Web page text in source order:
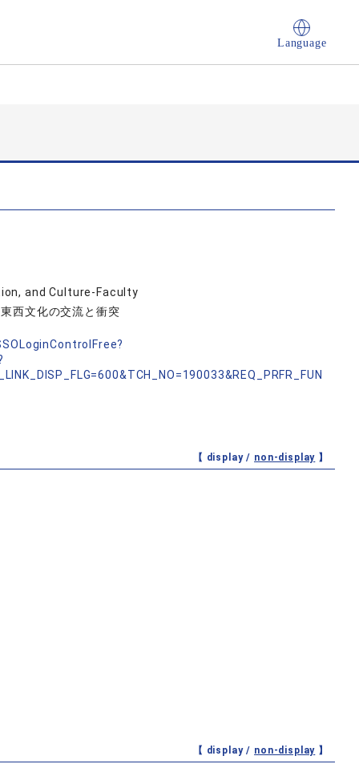
Language
and Culture-Faculty
西文化の交流と衝突
【 display / non-display 】
【 display / non-display 】